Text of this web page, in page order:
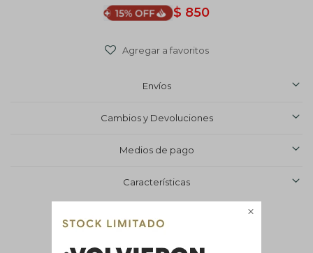

$ 850
Envíos
Cambios y Devoluciones
Medios de pago
Características